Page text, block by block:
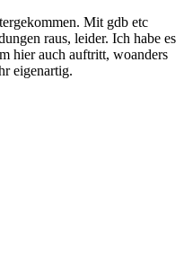
Mit gdb etc
raus, leider. Ich habe es
hier auch auftritt, woanders
eigenartig.